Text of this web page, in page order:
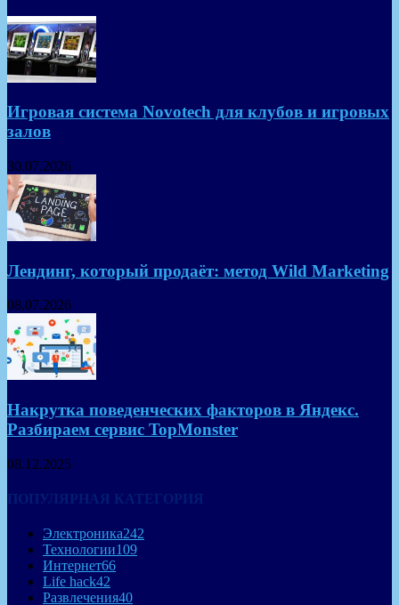
Игровая система Novotech для клубов и игровых
залов
30.07.2026
Лендинг, который продаёт: метод Wild Marketing
08.07.2026
Накрутка поведенческих факторов в Яндекс.
Разбираем сервис TopMonster
08.12.2025
ПОПУЛЯРНАЯ КАТЕГОРИЯ
Электроника242
Технологии109
Интернет66
Life hack42
Развлечения40